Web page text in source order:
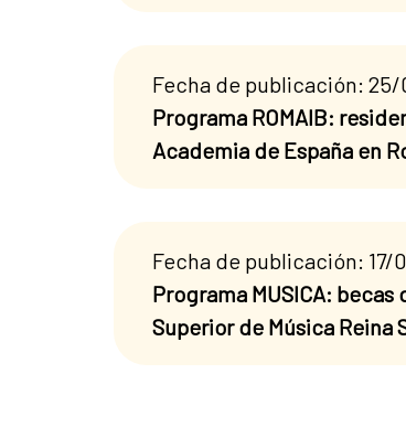
Fecha de publicación: 25/
Programa ROMAIB:
Academia de España en
Fecha de publicación: 17/
Programa MUSICA:
Superior de Música Reina